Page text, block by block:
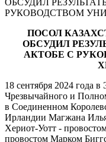
ПОСОЛ
ОБСУДИЛ
АКТОБЕ С
18 сентября 2024 года в
Чрезвычайного и
в Соединенном
Ирландии Магжана
Хериот-Уотт -
провостом Марком